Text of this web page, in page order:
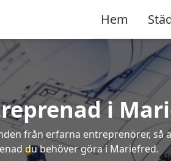
Hem
i
från erfarna entreprenörer, så
du behöver göra i Mariefred.